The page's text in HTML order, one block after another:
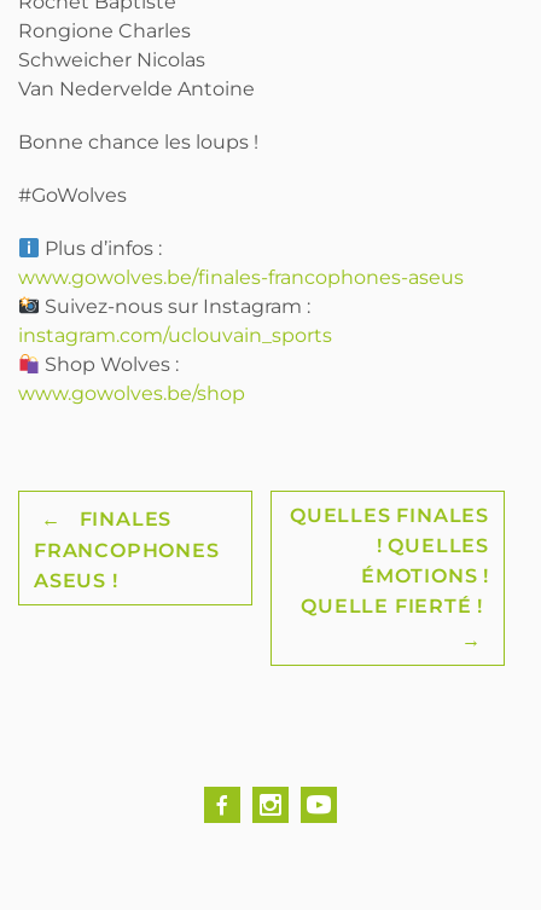
Rongione Charles
Schweicher Nicolas
Van Nedervelde Antoine
Bonne chance les loups !
#GoWolves
Plus d’infos :
www.gowolves.be/finales-francophones-aseus
Suivez-nous sur Instagram :
instagram.com/uclouvain_sports
Shop Wolves :
www.gowolves.be/shop
Post
navigation
←
FINALES
FRANCOPHONES
ASEUS !
QUELLES FINALES
! QUELLES
ÉMOTIONS !
QUELLE FIERTÉ !
→